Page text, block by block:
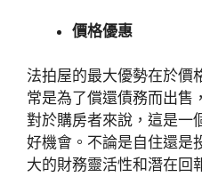
價格優惠
法拍屋的最大優勢在於價
常是為了償還債務而出售
對於購房者來說，這是一
好機會。不論是自住還是
大的財務靈活性和潛在回